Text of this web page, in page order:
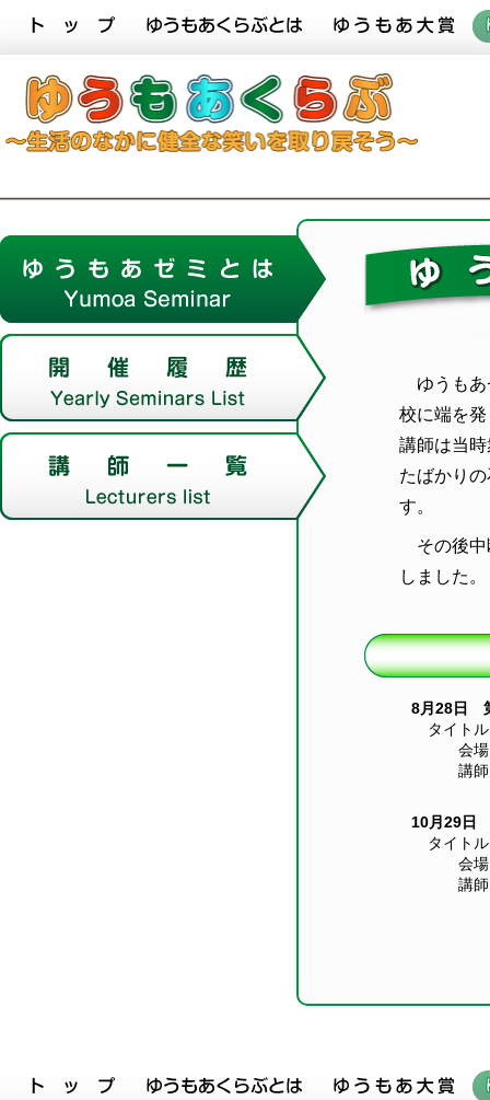
ゆうも
校に端を
講師は当
たばかり
す。
その後
しました。
8月28日
タイト
会
講
10月29日
タイト
会
講